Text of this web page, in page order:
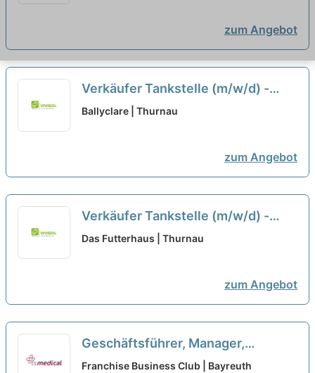
zum Angebot
Verkäufer Tankstelle (m/w/d) -
gern Quereinsteiger
Ballyclare | Thurnau
zum Angebot
Verkäufer Tankstelle (m/w/d) -
gern Quereinsteiger
Das Futterhaus | Thurnau
zum Angebot
Geschäftsführer, Manager,
Quereinsteiger, Macher als
Franchise Business Club | Bayreuth